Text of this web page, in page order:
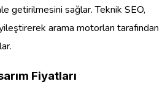
getirilmesini sağlar. Teknik SEO,
arama motorları tarafından
Fiyatları